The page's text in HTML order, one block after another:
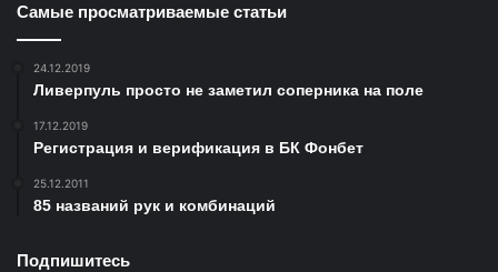
Самые просматриваемые статьи
24.12.2019
Ливерпуль просто не заметил соперника на поле
17.12.2019
Регистрация и верификация в БК Фонбет
25.12.2011
85 названий рук и комбинаций
Подпишитесь